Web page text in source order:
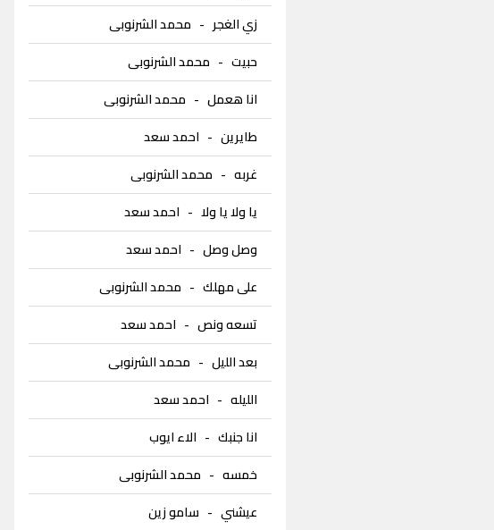
زي الغجر - محمد الشرنوبى
حبيت- محمد الشرنوبى
انا هعمل- محمد الشرنوبى
طايرين- احمد سعد
غربه- محمد الشرنوبى
يا ولا يا ولا- احمد سعد
وصل وصل- احمد سعد
على مهلك- محمد الشرنوبى
تسعه ونص- احمد سعد
بعد الليل- محمد الشرنوبى
الليله- احمد سعد
انا جنبك- الاء ايوب
خمسه- محمد الشرنوبى
عيشني- سامو زين